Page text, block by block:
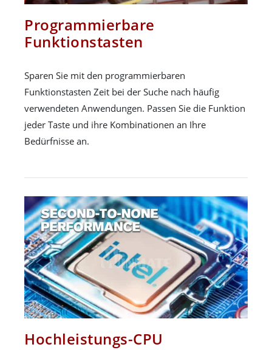
Programmierbare
Funktionstasten
Sparen Sie mit den programmierbaren
Funktionstasten Zeit bei der Suche nach häufig
verwendeten Anwendungen. Passen Sie die Funktion
jeder Taste und ihre Kombinationen an Ihre
Bedürfnisse an.
Hochleistungs-CPU